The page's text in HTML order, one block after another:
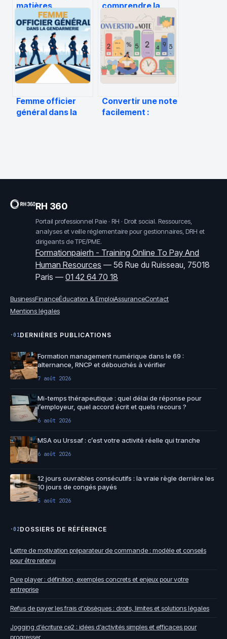
matières,
débouchés,
écoles… tout ce
qu’il faut savoir
comprendre la
formation, le
campus et les
débouchés
Femme officier
général dans la
Convertir une note
facilement :
RH 360
Portail professionnel Paie · RH · Droit social. Ressources,
analyses et veille réglementaire pour gestionnaires, DRH et
dirigeants de TPE/PME.
Formationpaierh - Training Online To Pay And
Human Resources —56 Rue du Ruisseau, 75018
Paris —01 42 64 70 18
BusinessFinanceÉducation & EmploiAssuranceContact
Mentions légales
·01DERNIÈRES PUBLICATIONS
Formation management numérique dans le 69 :
alternance, RNCP et débouchés à vérifier
7 août 2026
Mi-temps thérapeutique : quel délai de réponse pour
l’employeur, quel accord écrit et quels recours ?
6 août 2026
MSA ou Urssaf : c’est votre activité réelle qui tranche
6 août 2026
12 jours ouvrables consécutifs : la vraie règle derrière les
10 jours de congés payés
5 août 2026
·02DOSSIERS DE RÉFÉRENCE
Lettre de motivation préparateur de commande : modèle et conseils
pour être retenu
Pure player : définition, exemples concrets et enjeux pour votre
entreprise
Refus de payer les frais d'obsèques : droits, limites et solutions légales
Jogging d’écriture ce2 : idées d’activités simples et efficaces pour
progresser